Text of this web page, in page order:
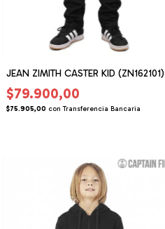
JEAN ZIMITH CASTER KID (ZN162101)
$79.900,00
$75.905,00 con Transferencia Bancaria